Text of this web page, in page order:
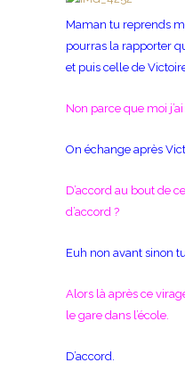
Maman tu reprends
pourras la rapporter
et puis celle de
Non parce que moi
On échange après
D’accord au bout de
d’accord ?
Euh non avant sinon
Alors là après ce
le gare dans l’école.
D’accord.